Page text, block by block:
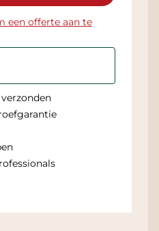
een offerte aan te